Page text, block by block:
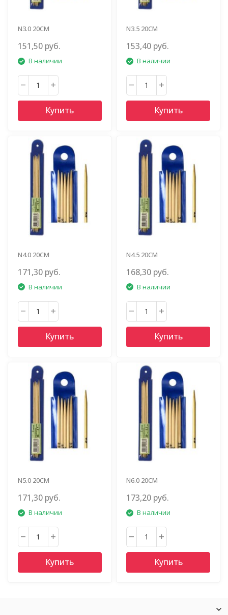
N3.0 20СМ
151,50 руб.
В наличии
Купить
N3.5 20СМ
153,40 руб.
В наличии
Купить
N4.0 20СМ
171,30 руб.
В наличии
Купить
N4.5 20СМ
168,30 руб.
В наличии
Купить
N5.0 20СМ
171,30 руб.
В наличии
Купить
N6.0 20СМ
173,20 руб.
В наличии
Купить